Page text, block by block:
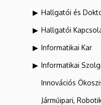
Hallgatói és
Hallgatói
Informatikai Kar
Informatikai
Innovációs
Járműipari,